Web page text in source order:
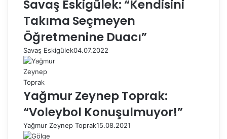
Savaş Eskigülek: “Kendisini
Takıma Seçmeyen
Öğretmenine Duacı”
Savaş Eskigülek04.07.2022
Yağmur Zeynep Toprak:
“Voleybol Konuşulmuyor!”
Yağmur Zeynep Toprak15.08.2021